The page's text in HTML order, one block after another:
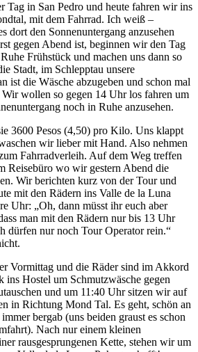
Tag in San Pedro und heute fahren wir ins
mit dem Fahrrad. Ich weiß –
dort den Sonnenuntergang anzusehen
gegen Abend ist, beginnen wir den Tag
Frühstück und machen uns dann so
Stadt, im Schlepptau unsere
ist die Wäsche abzugeben und schon mal
wollen so gegen 14 Uhr los fahren um
noch in Ruhe anzusehen.
3600 Pesos (4,50) pro Kilo. Uns klappt
wir lieber mit Hand. Also nehmen
Fahrradverleih. Auf dem Weg treffen
Reisebüro wo wir gestern Abend die
Wir berichten kurz von der Tour und
mit den Rädern ins Valle de la Luna
Uhr: „Oh, dann müsst ihr euch aber
man mit den Rädern nur bis 13 Uhr
dürfen nur noch Tour Operator rein.“
Vormittag und die Räder sind im Akkord
ins Hostel um Schmutzwäsche gegen
und um 11:40 Uhr sitzen wir auf
in Richtung Mond Tal. Es geht, schön an
bergab (uns beiden graust es schon
Nach nur einem kleinen
rausgesprungenen Kette, stehen wir um